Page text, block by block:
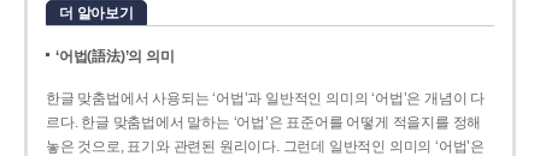
더 알아보기
‘어법(語法)’의 의미
한글 맞춤법에서 사용되는 ‘어법’과 일반적인 의미의 ‘어법’은 개념이 다
르다. 한글 맞춤법에서 말하는 ‘어법’은 표준어를 어떻게 적을지를 정해
놓은 것으로, 표기와 관련된 원리이다. 그런데 일반적인 의미의 ‘어법’은